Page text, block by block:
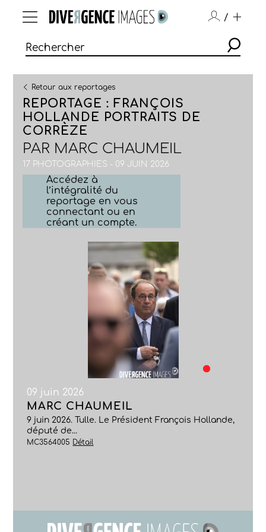
/
Retour aux reportages
REPORTAGE : FRANÇOIS
HOLLANDE PORTRAITS DE
CORRÈZE
PAR MARC CHAUMEIL
17 PHOTOGRAPHIES - 09 JUIN 2026
Accédez à
l’intégralité du
reportage en vous
connectant ou en
créant un compte.
09 juin 2026
MARC CHAUMEIL
9 juin 2026. Tulle. Le Président François Hollande,
député de...
MC3564005 Détail